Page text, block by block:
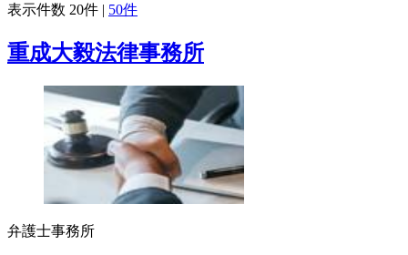
表示件数 20件 | 50件
重成大毅法律事務所
弁護士事務所